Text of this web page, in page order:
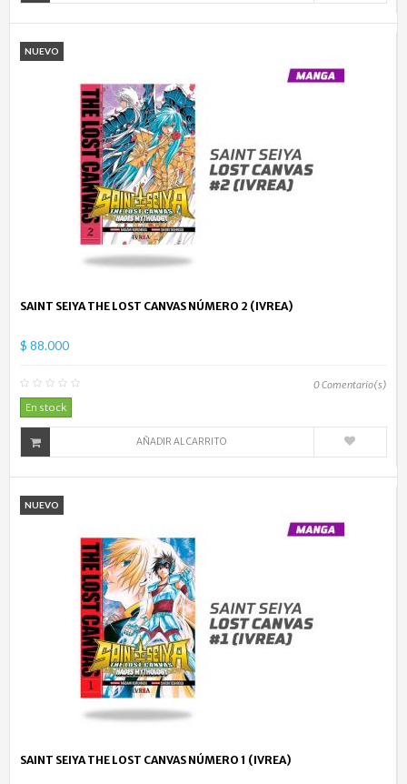
NUEVO
SAINT SEIYA THE LOST CANVAS NÚMERO 2 (IVREA)
$ 88.000
0Comentario(s)
En stock
AÑADIR AL CARRITO
NUEVO
SAINT SEIYA THE LOST CANVAS NÚMERO 1 (IVREA)